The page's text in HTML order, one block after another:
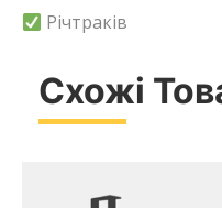
Річтраків
Схожі